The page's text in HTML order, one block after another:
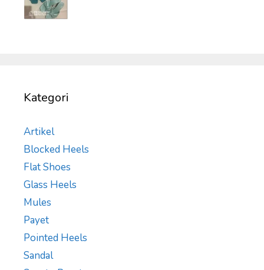
Kategori
Artikel
Blocked Heels
Flat Shoes
Glass Heels
Mules
Payet
Pointed Heels
Sandal